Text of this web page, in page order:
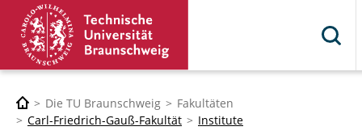
Die TU Braunschweig
Fakultäten
Carl-Friedrich-Gauß-Fakultät
Institute